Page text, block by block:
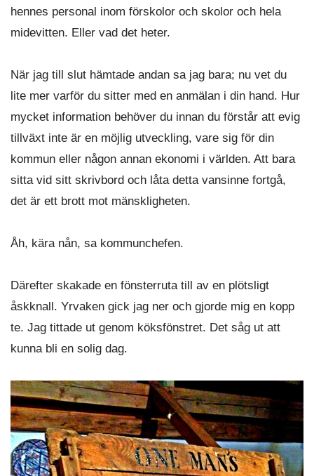
hennes personal inom förskolor och skolor och hela
midevitten. Eller vad det heter.
När jag till slut hämtade andan sa jag bara; nu vet du
lite mer varför du sitter med en anmälan i din hand. Hur
mycket information behöver du innan du förstår att evig
tillväxt inte är en möjlig utveckling, vare sig för din
kommun eller någon annan ekonomi i världen. Att bara
sitta vid sitt skrivbord och låta detta vansinne fortgå,
det är ett brott mot mänskligheten.
Åh, kära nån, sa kommunchefen.
Därefter skakade en fönsterruta till av en plötsligt
åskknall. Yrvaken gick jag ner och gjorde mig en kopp
te. Jag tittade ut genom köksfönstret. Det såg ut att
kunna bli en solig dag.